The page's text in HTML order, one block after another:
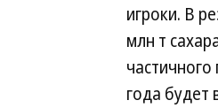
игроки. В
млн т
года будет